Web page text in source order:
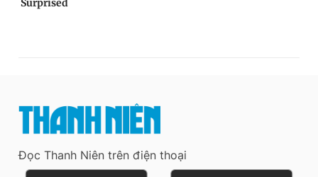
Đọc Thanh Niên trên điện thoại